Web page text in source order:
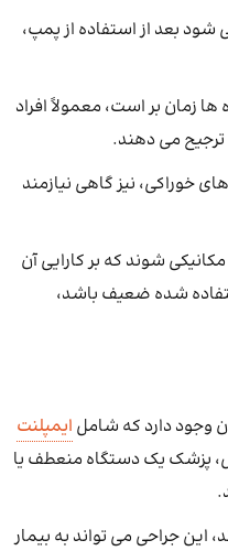
شود بعد از استفاده از پمپ،
زمان بر است، معمولاً افراد
ترجیح می دهند.
خوراکی، نیز گاهی نیازمند
شوند که بر کارایی آن
شده ضعیف باشد،
وجود دارد که شامل ایمپلنت
پزشک یک دستگاه منعطف یا
این جراحی می تواند به بیمار